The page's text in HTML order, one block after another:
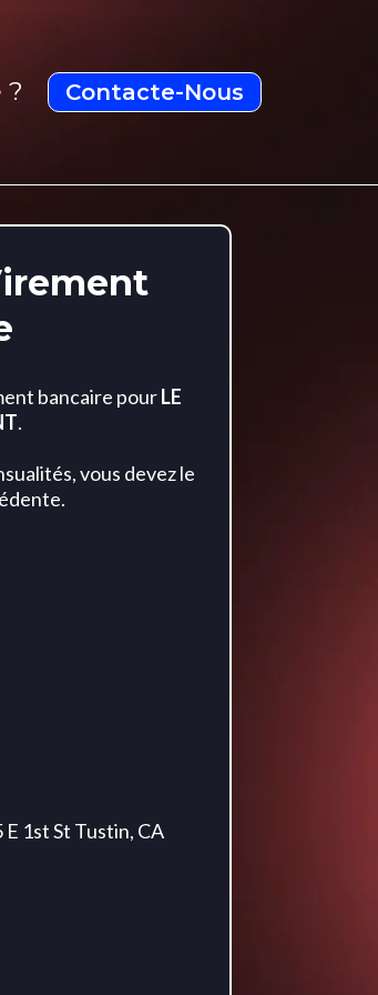
? Contacte-Nous
bancaire pourLE
.
vous devez le
1st St Tustin, CA